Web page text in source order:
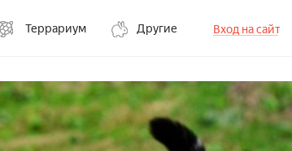
Террариум Другие Вход на сайт